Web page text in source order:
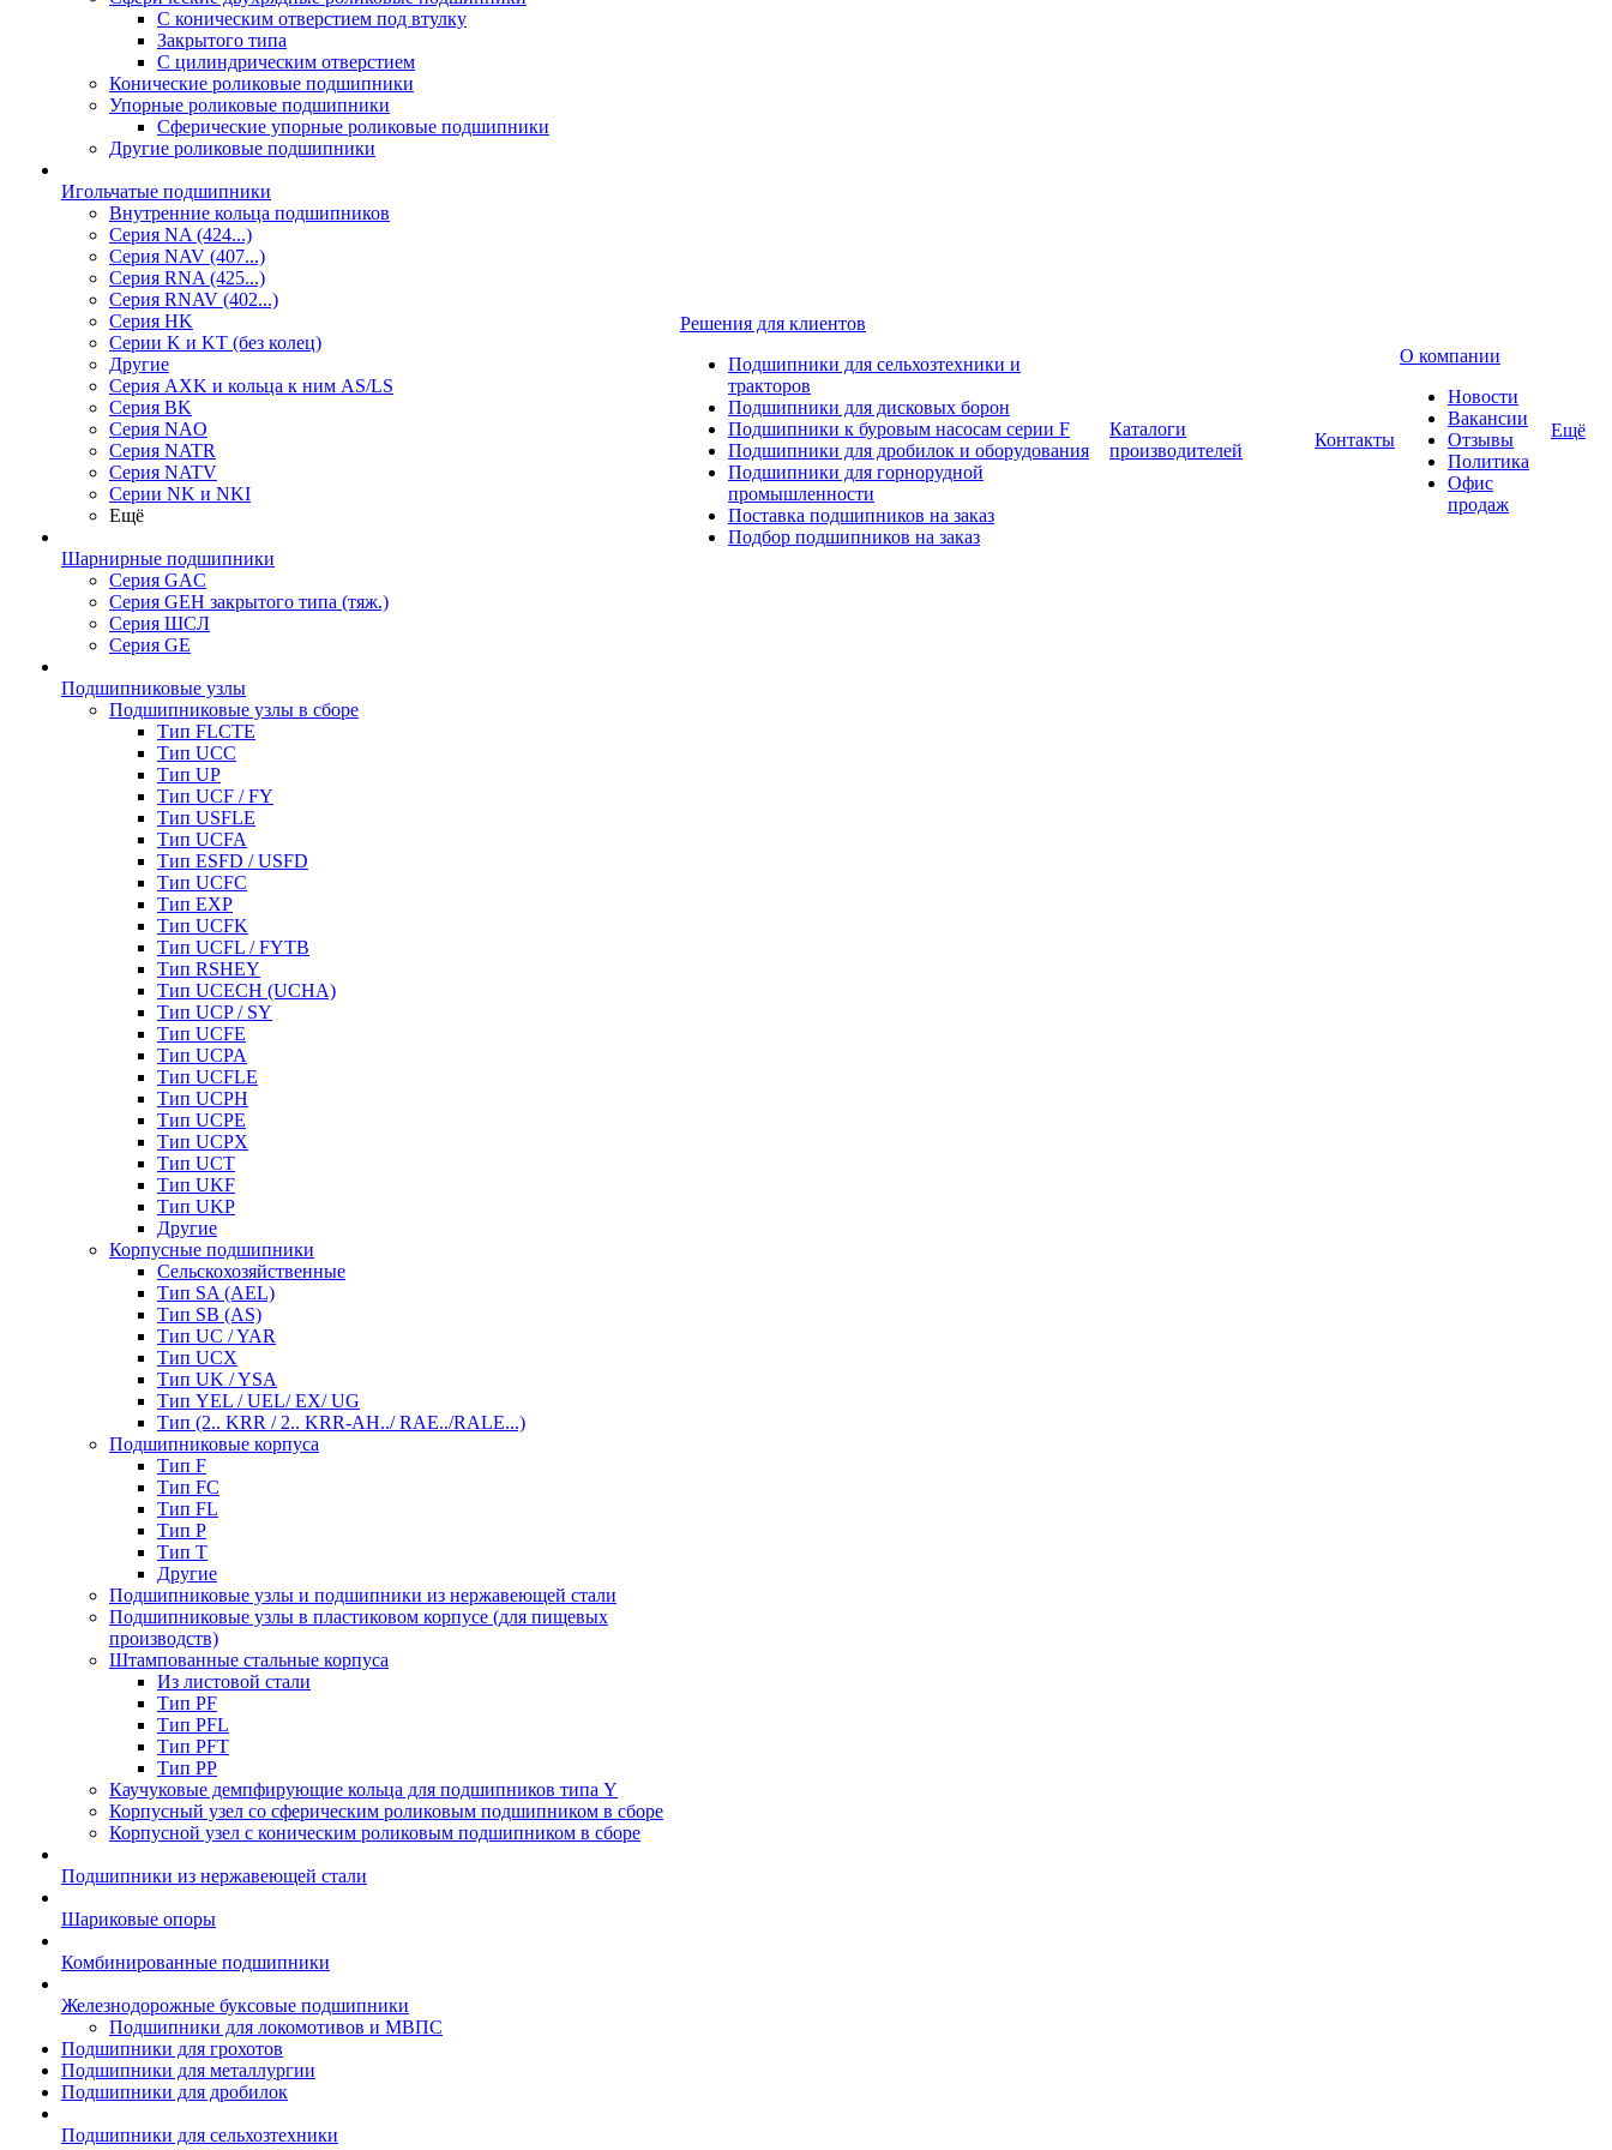
С коническим отверстием под втулку
Закрытого типа
С цилиндрическим отверстием
Конические роликовые подшипники
Упорные роликовые подшипники
Сферические упорные роликовые подшипники
Другие роликовые подшипники
Игольчатые подшипники
Внутренние кольца подшипников
Серия NA (424...)
Серия NAV (407...)
Серия RNA (425...)
Серия RNAV (402...)
Серия HK
Серии K и KT (без колец)
Другие
Серия AXK и кольца к ним AS/LS
Серия BK
Серия NAO
Серия NATR
Серия NATV
Серии NK и NKI
Ещё
Шарнирные подшипники
Серия GAC
Серия GEH закрытого типа (тяж.)
Серия ШСЛ
Серия GE
Подшипниковые узлы
Подшипниковые узлы в сборе
Тип FLCTE
Тип UCC
Тип UP
Тип UCF / FY
Тип USFLE
Тип UCFA
Тип ESFD / USFD
Тип UCFC
Тип EXP
Тип UCFK
Тип UCFL / FYTB
Тип RSHEY
Тип UCECH (UCHA)
Тип UCP / SY
Тип UCFE
Тип UCPA
Тип UCFLE
Тип UCPH
Тип UCPE
Тип UCPX
Тип UCT
Тип UKF
Тип UKP
Другие
Корпусные подшипники
Сельскохозяйственные
Тип SA (AEL)
Тип SB (AS)
Тип UC / YAR
Тип UCX
Тип UK / YSA
Тип YEL / UEL/ EX/ UG
Тип (2.. KRR / 2.. KRR-AH../ RAE../RALE...)
Подшипниковые корпуса
Тип F
Тип FC
Тип FL
Тип P
Тип T
Другие
Подшипниковые узлы и подшипники из нержавеющей стали
Подшипниковые узлы в пластиковом корпусе (для пищевых
производств)
Штампованные стальные корпуса
Из листовой стали
Тип PF
Тип PFL
Тип PFT
Тип PP
Каучуковые демпфирующие кольца для подшипников типа Y
Корпусный узел со сферическим роликовым подшипником в сборе
Корпусной узел с коническим роликовым подшипником в сборе
Подшипники из нержавеющей стали
Шариковые опоры
Комбинированные подшипники
Железнодорожные буксовые подшипники
Подшипники для локомотивов и МВПС
Подшипники для грохотов
Подшипники для металлургии
Подшипники для дробилок
Подшипники для сельхозтехники
Решения для клиентов
Подшипники для сельхозтехники и
тракторов
Подшипники для дисковых борон
Подшипники к буровым насосам серии F
Подшипники для дробилок и оборудования
Подшипники для горнорудной
промышленности
Поставка подшипников на заказ
Подбор подшипников на заказ
Каталоги
производителей
Контакты
О компании
Новости
Вакансии
Отзывы
Политика
Офис
продаж
Ещё